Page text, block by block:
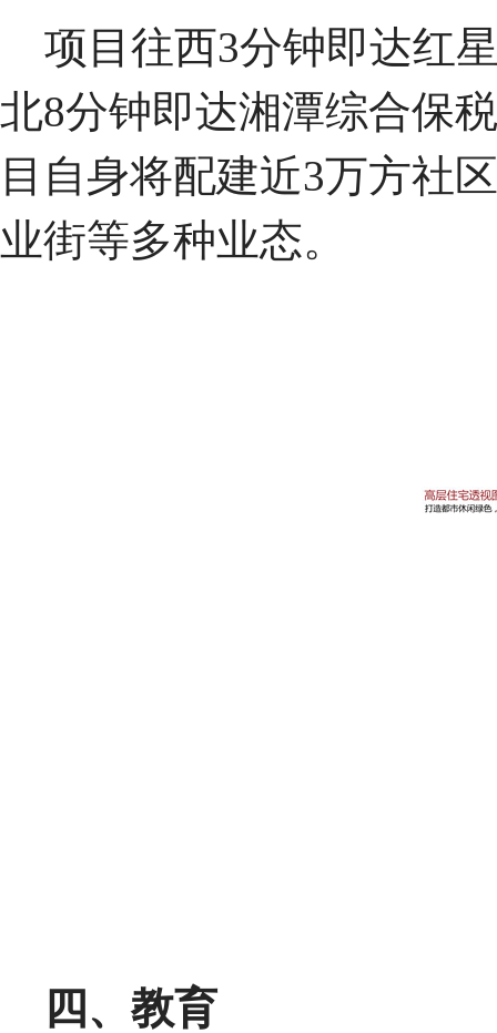
项目往西3分钟即达红
北8分钟即达湘潭综合保
目自身将配建近3万方社
业街等多种业态。
四、教育